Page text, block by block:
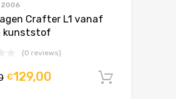
2006
Crafter L1 vanaf
kunststof
(0 reviews)
€129,00